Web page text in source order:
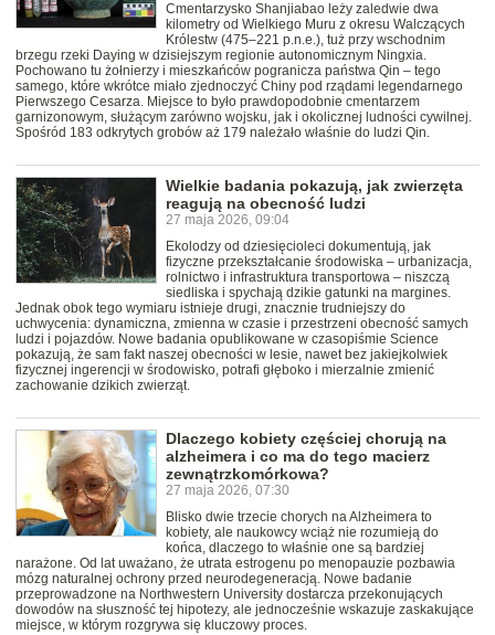
Cmentarzysko Shanjiabao leży zaledwie dwa
kilometry od Wielkiego Muru z okresu Walczących
Królestw (475–221 p.n.e.), tuż przy wschodnim
brzegu rzeki Daying w dzisiejszym regionie autonomicznym Ningxia.
Pochowano tu żołnierzy i mieszkańców pogranicza państwa Qin – tego
samego, które wkrótce miało zjednoczyć Chiny pod rządami legendarnego
Pierwszego Cesarza. Miejsce to było prawdopodobnie cmentarzem
garnizonowym, służącym zarówno wojsku, jak i okolicznej ludności cywilnej.
Spośród 183 odkrytych grobów aż 179 należało właśnie do ludzi Qin.
Wielkie badania pokazują, jak zwierzęta
reagują na obecność ludzi
27 maja 2026, 09:04
Ekolodzy od dziesięcioleci dokumentują, jak
fizyczne przekształcanie środowiska – urbanizacja,
rolnictwo i infrastruktura transportowa – niszczą
siedliska i spychają dzikie gatunki na margines.
Jednak obok tego wymiaru istnieje drugi, znacznie trudniejszy do
uchwycenia: dynamiczna, zmienna w czasie i przestrzeni obecność samych
ludzi i pojazdów. Nowe badania opublikowane w czasopiśmie Science
pokazują, że sam fakt naszej obecności w lesie, nawet bez jakiejkolwiek
fizycznej ingerencji w środowisko, potrafi głęboko i mierzalnie zmienić
zachowanie dzikich zwierząt.
Dlaczego kobiety częściej chorują na
alzheimera i co ma do tego macierz
zewnątrzkomórkowa?
27 maja 2026, 07:30
Blisko dwie trzecie chorych na Alzheimera to
kobiety, ale naukowcy wciąż nie rozumieją do
końca, dlaczego to właśnie one są bardziej
narażone. Od lat uważano, że utrata estrogenu po menopauzie pozbawia
mózg naturalnej ochrony przed neurodegeneracją. Nowe badanie
przeprowadzone na Northwestern University dostarcza przekonujących
dowodów na słuszność tej hipotezy, ale jednocześnie wskazuje zaskakujące
miejsce, w którym rozgrywa się kluczowy proces.